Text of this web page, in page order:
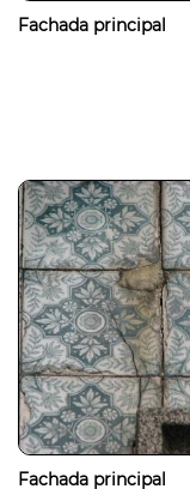
Fachada principal
Fachada principal